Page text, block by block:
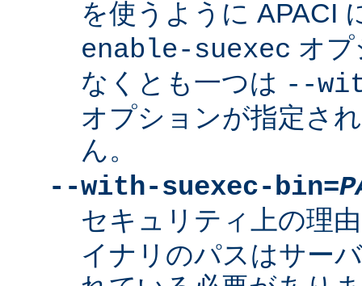
を使うように APACI
enable-suexec オ
なくとも一つは --
オプションが指定さ
ん。
--with-suexec-bin=
セキュリティ上の理
イナリのパスはサー